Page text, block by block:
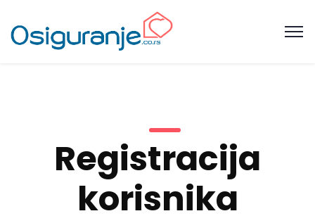
Registracija
korisnika